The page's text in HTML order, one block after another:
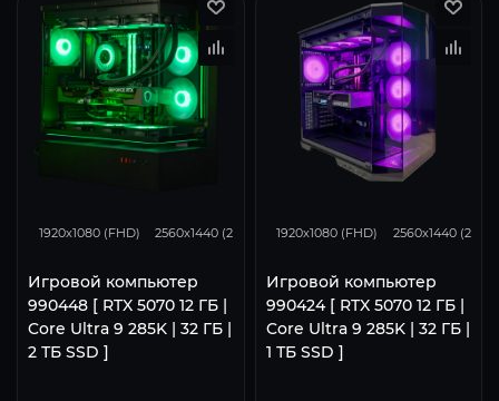
1920x1080 (FHD) 2560x1440 (2K) 3840x2160 (4K)
Игровой компьютер
990448 [ RTX 5070 12 ГБ |
Core Ultra 9 285K | 32 ГБ |
2 ТБ SSD ]
1920x1080 (FHD) 2560x1440 (2K)
Игровой компьютер
990424 [ RTX 5070 12 ГБ |
Core Ultra 9 285K | 32 ГБ |
1 ТБ SSD ]